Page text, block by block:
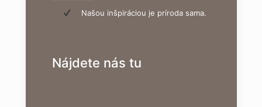
Našou inšpiráciou je príroda sama.
Nájdete nás tu